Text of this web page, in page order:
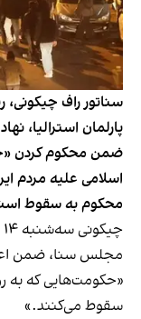
سناتور راف
پارلمان استرالیا،
ضمن محکوم کردن
اسلامی علیه مردم
محکوم به سقوط
مجلس سنا، ضمن
«حکومت‌هایی که به
سقوط می‌کنند.»